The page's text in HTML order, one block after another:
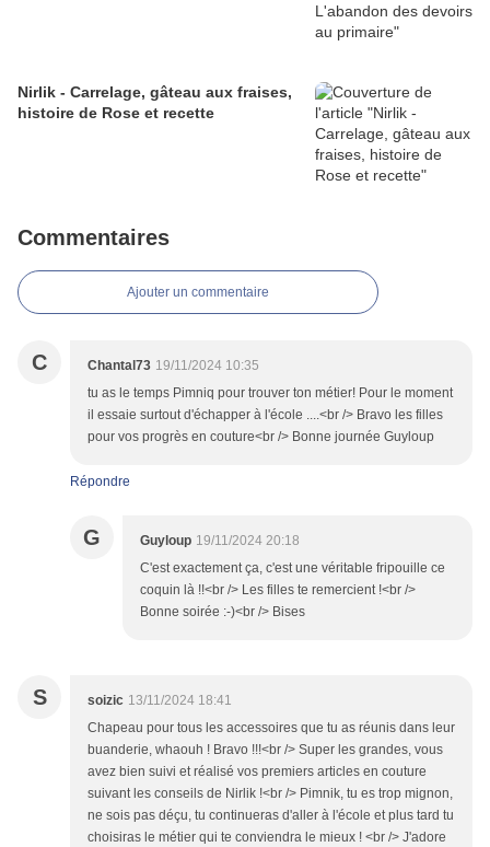
Nirlik - Carrelage, gâteau aux fraises,
histoire de Rose et recette
Commentaires
Ajouter un commentaire
C Chantal73 19/11/2024 10:35
tu as le temps Pimniq pour trouver ton métier! Pour le moment
il essaie surtout d'échapper à l'école ....<br /> Bravo les filles
pour vos progrès en couture<br /> Bonne journée Guyloup
Répondre
G Guyloup 19/11/2024 20:18
C'est exactement ça, c'est une véritable fripouille ce
coquin là !!<br /> Les filles te remercient !<br />
Bonne soirée :-)<br /> Bises
S soizic 13/11/2024 18:41
Chapeau pour tous les accessoires que tu as réunis dans leur
buanderie, whaouh ! Bravo !!!<br /> Super les grandes, vous
avez bien suivi et réalisé vos premiers articles en couture
suivant les conseils de Nirlik !<br /> Pimnik, tu es trop mignon,
ne sois pas déçu, tu continueras d'aller à l'école et plus tard tu
choisiras le métier qui te conviendra le mieux ! <br /> J'adore